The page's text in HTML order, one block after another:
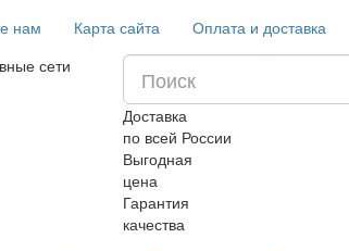
нам Карта сайта Оплата и доставка
сети
Доставка
по всей России
Выгодная
цена
Гарантия
качества